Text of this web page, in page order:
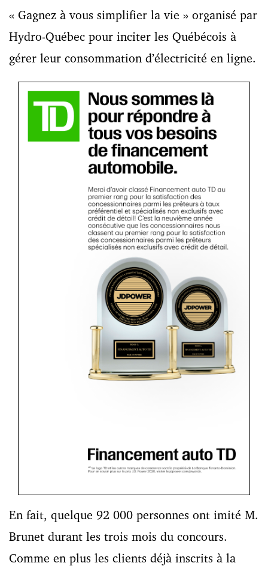
« Gagnez à vous simplifier la vie » organisé par
Hydro-Québec pour inciter les Québécois à
gérer leur consommation d’électricité en ligne.
En fait, quelque 92 000 personnes ont imité M.
Brunet durant les trois mois du concours.
Comme en plus les clients déjà inscrits à la